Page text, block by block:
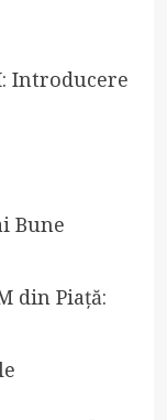
Introducere
Bune
din Piață: